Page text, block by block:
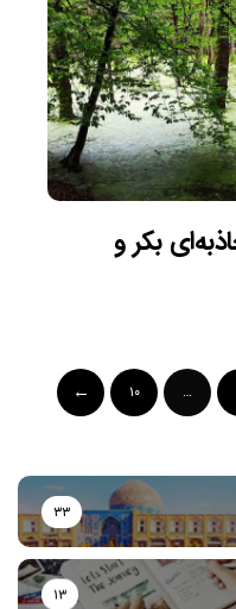
بکر و
… ۱۰
۳۳
۱۳